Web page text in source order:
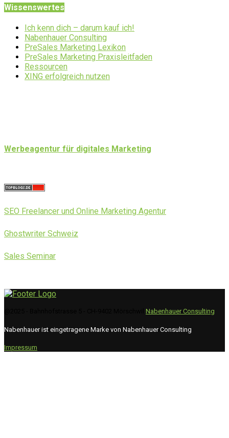
Wissenswertes
Ich kenn dich – darum kauf ich!
Nabenhauer Consulting
PreSales Marketing Lexikon
PreSales Marketing Praxisleitfaden
Ressourcen
XING erfolgreich nutzen
Werbeagentur für digitales Marketing
SEO Freelancer und Online Marketing Agentur
Ghostwriter Schweiz
Sales Seminar
Nabenhauer Consulting
Nabenhauer ist eingetragene Marke von Nabenhauer Consulting
Impressum